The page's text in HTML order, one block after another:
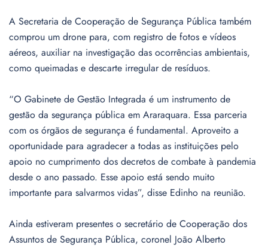
A Secretaria de Cooperação de Segurança Pública também
comprou um drone para, com registro de fotos e vídeos
aéreos, auxiliar na investigação das ocorrências ambientais,
como queimadas e descarte irregular de resíduos.
“O Gabinete de Gestão Integrada é um instrumento de
gestão da segurança pública em Araraquara. Essa parceria
com os órgãos de segurança é fundamental. Aproveito a
oportunidade para agradecer a todas as instituições pelo
apoio no cumprimento dos decretos de combate à pandemia
desde o ano passado. Esse apoio está sendo muito
importante para salvarmos vidas”, disse Edinho na reunião.
Ainda estiveram presentes o secretário de Cooperação dos
Assuntos de Segurança Pública, coronel João Alberto